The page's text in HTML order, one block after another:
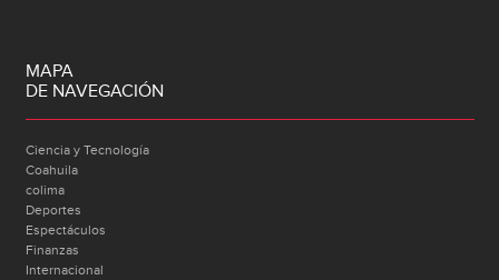
MAPA
DE NAVEGACIÓN
Ciencia y Tecnología
Coahuila
colima
Deportes
Espectáculos
Finanzas
Internacional